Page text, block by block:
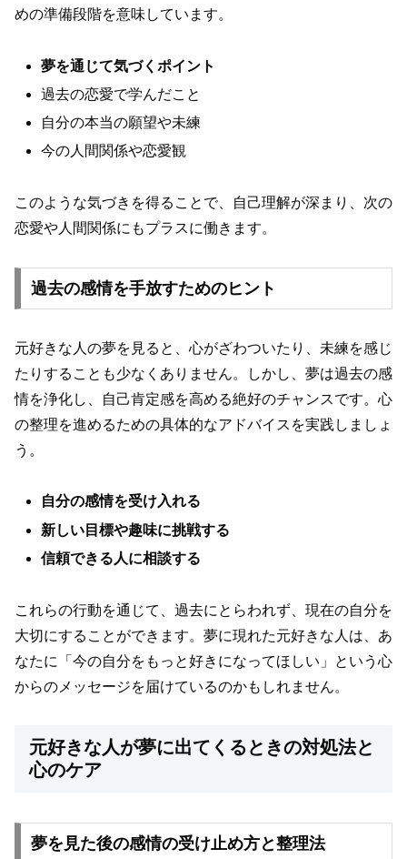
めの準備段階を意味しています。
夢を通じて気づくポイント
過去の恋愛で学んだこと
自分の本当の願望や未練
今の人間関係や恋愛観
このような気づきを得ることで、自己理解が深まり、次の
恋愛や人間関係にもプラスに働きます。
過去の感情を手放すためのヒント
元好きな人の夢を見ると、心がざわついたり、未練を感じ
たりすることも少なくありません。しかし、夢は過去の感
情を浄化し、自己肯定感を高める絶好のチャンスです。心
の整理を進めるための具体的なアドバイスを実践しましょ
う。
自分の感情を受け入れる
新しい目標や趣味に挑戦する
信頼できる人に相談する
これらの行動を通じて、過去にとらわれず、現在の自分を
大切にすることができます。夢に現れた元好きな人は、あ
なたに「今の自分をもっと好きになってほしい」という心
からのメッセージを届けているのかもしれません。
元好きな人が夢に出てくるときの対処法と
心のケア
夢を見た後の感情の受け止め方と整理法